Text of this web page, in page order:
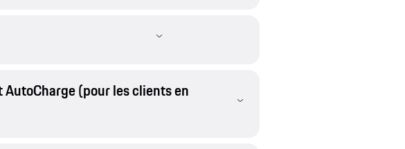
(pour les clients en